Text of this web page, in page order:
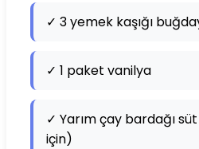
✓ 3 yemek kaşığı
✓ 1 paket vanilya
✓ Yarım çay bardağı
için)